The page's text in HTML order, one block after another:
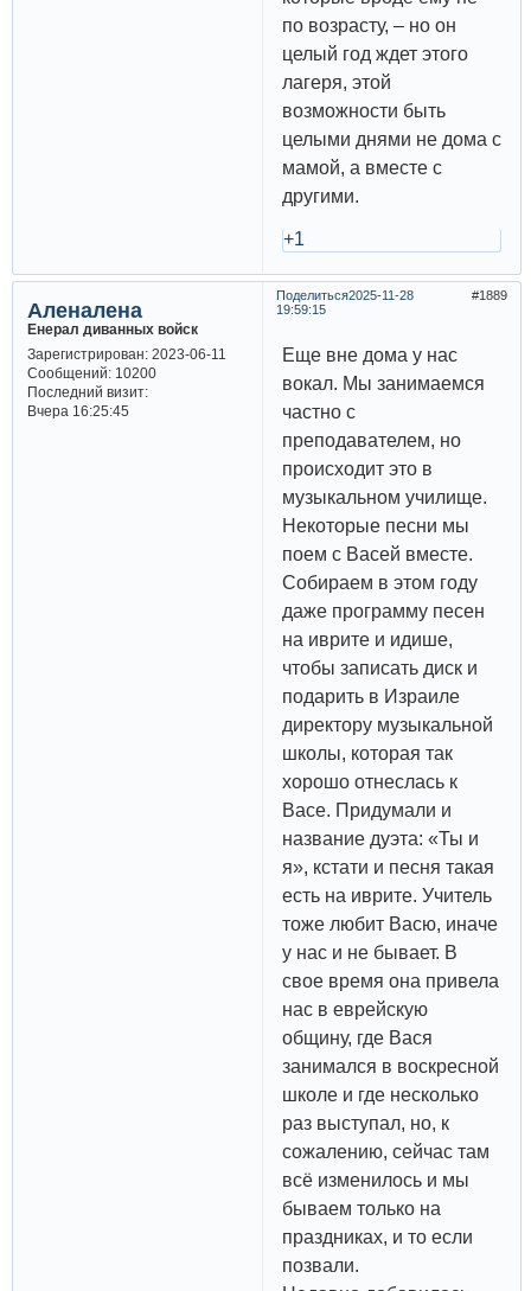
по возрасту, – но он
целый год ждет этого
лагеря, этой
возможности быть
целыми днями не дома с
мамой, а вместе с
другими.
+1
Поделиться 1889
2025-11-28
19:59:15
Аленалена
Енерал диванных войск
Зарегистрирован: 2023-06-11
Сообщений:10200
Последний визит:
Вчера 16:25:45
Еще вне дома у нас
вокал. Мы занимаемся
частно с
преподавателем, но
происходит это в
музыкальном училище.
Некоторые песни мы
поем с Васей вместе.
Собираем в этом году
даже программу песен
на иврите и идише,
чтобы записать диск и
подарить в Израиле
директору музыкальной
школы, которая так
хорошо отнеслась к
Васе. Придумали и
название дуэта: «Ты и
я», кстати и песня такая
есть на иврите. Учитель
тоже любит Васю, иначе
у нас и не бывает. В
свое время она привела
нас в еврейскую
общину, где Вася
занимался в воскресной
школе и где несколько
раз выступал, но, к
сожалению, сейчас там
всё изменилось и мы
бываем только на
праздниках, и то если
позвали.